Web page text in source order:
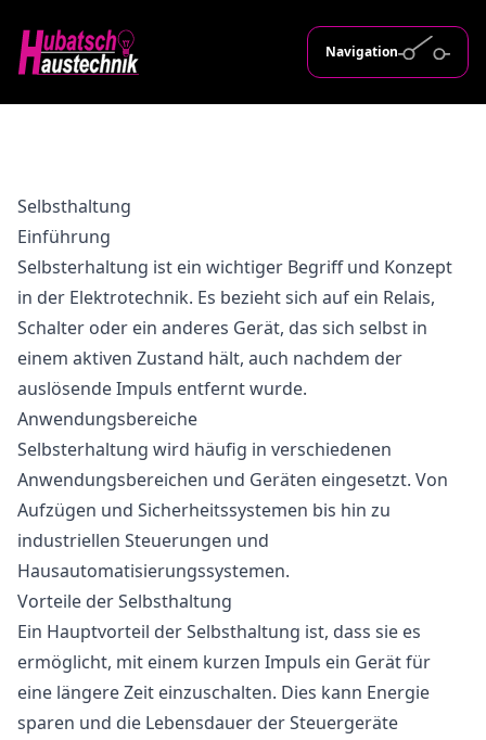
Navigation
Selbsthaltung
Einführung
Selbsterhaltung ist ein wichtiger Begriff und Konzept
in der Elektrotechnik. Es bezieht sich auf ein Relais,
Schalter oder ein anderes Gerät, das sich selbst in
einem aktiven Zustand hält, auch nachdem der
auslösende Impuls entfernt wurde.
Anwendungsbereiche
Selbsterhaltung wird häufig in verschiedenen
Anwendungsbereichen und Geräten eingesetzt. Von
Aufzügen und Sicherheitssystemen bis hin zu
industriellen Steuerungen und
Hausautomatisierungssystemen.
Vorteile der Selbsthaltung
Ein Hauptvorteil der Selbsthaltung ist, dass sie es
ermöglicht, mit einem kurzen Impuls ein Gerät für
eine längere Zeit einzuschalten. Dies kann Energie
sparen und die Lebensdauer der Steuergeräte